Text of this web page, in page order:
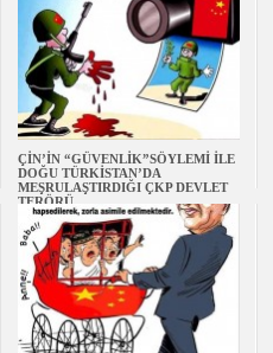
ÇİN’İN “GÜVENLİK”SÖYLEMİ İLE
DOĞU TÜRKİSTAN’DA
MEŞRULAŞTIRDIĞI ÇKP DEVLET
TERÖRÜ